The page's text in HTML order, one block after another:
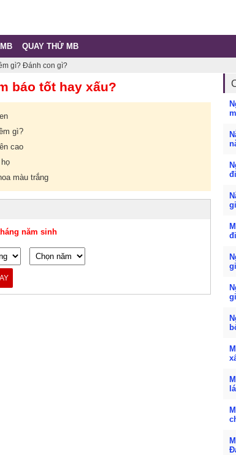
QUAY THỬ MB
gì? Đánh con gì?
báo tốt hay xấu?
gì?
cao
màu trắng
năm sinh